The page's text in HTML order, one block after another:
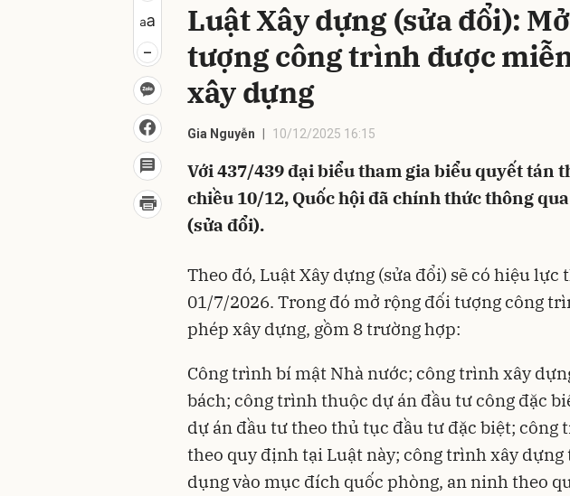
Luật Xây dựng (sửa đổi):
tượng công trình được
xây dựng
Gia Nguyễn 10/12/2025 16:15
Với 437/439 đại biểu tham gia biểu quyết tán
chiều 10/12, Quốc hội đã chính thức thông
(sửa đổi).
Theo đó, Luật Xây dựng (sửa đổi) sẽ có hiệu lực
01/7/2026. Trong đó mở rộng đối tượng công
phép xây dựng, gồm 8 trường hợp:
Công trình bí mật Nhà nước; công trình xây
bách; công trình thuộc dự án đầu tư công đặc
dự án đầu tư theo thủ tục đầu tư đặc biệt; công
theo quy định tại Luật này; công trình xây dựng
dụng vào mục đích quốc phòng, an ninh theo